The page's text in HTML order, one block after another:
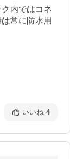
内ではコネ
常に防水用
いいね 4